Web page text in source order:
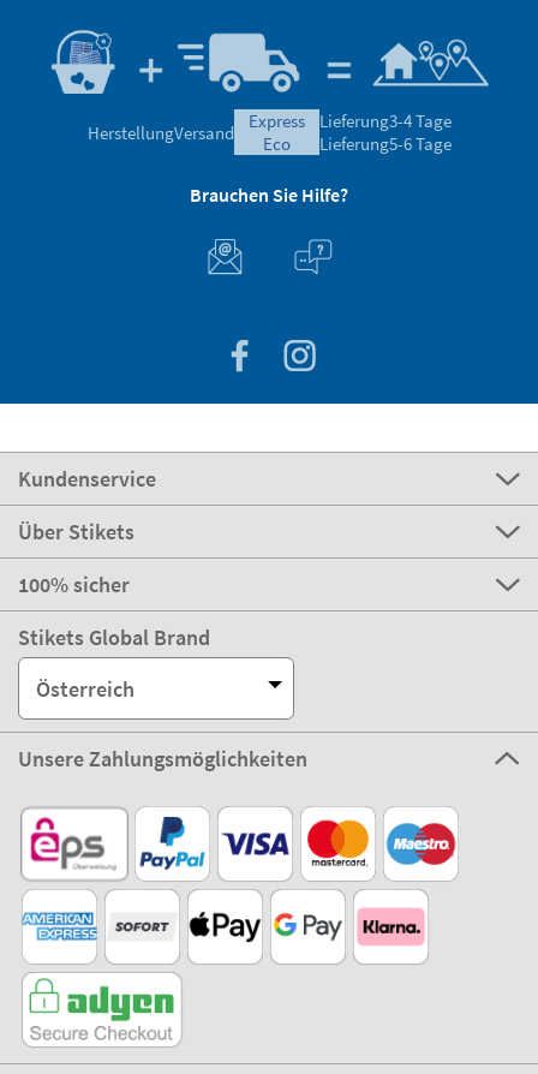
HerstellungVersand
express
eco
Lieferung3-4 Tage
Lieferung5-6 Tage
Brauchen Sie Hilfe?
Kundenservice
Über Stikets
100% sicher
Stikets Global Brand
Österreich
Unsere Zahlungsmöglichkeiten